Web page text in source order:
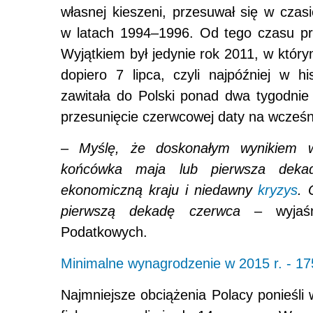
własnej kieszeni, przesuwał się w
w latach 1994–1996. Od tego czasu
Wyjątkiem był jedynie rok 2011, w
dopiero 7 lipca, czyli najpóźniej w
zawitała do Polski ponad dwa
przesunięcie czerwcowej daty na
–Myślę, że doskonałym wynikiem
końcówka maja lub pierwsza
ekonomiczną kraju i niedawnykryzys.
pierwszą dekadę czerwca–
Podatkowych.
Minimalne wynagrodzenie w 2015 r. -
Najmniejsze obciążenia Polacy